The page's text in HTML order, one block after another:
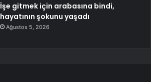
İşe gitmek için arabasına bindi,
hayatının şokunu yaşadı
Ağustos 5, 2026